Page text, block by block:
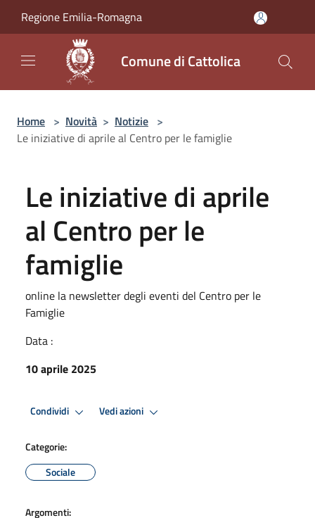
Regione Emilia-Romagna
Comune di Cattolica
Home > Novità > Notizie >
Le iniziative di aprile al Centro per le famiglie
Le iniziative di aprile
al Centro per le
famiglie
online la newsletter degli eventi del Centro per le
Famiglie
Data :
10 aprile 2025
Condividi Vedi azioni
Categorie:
Sociale
Argomenti: